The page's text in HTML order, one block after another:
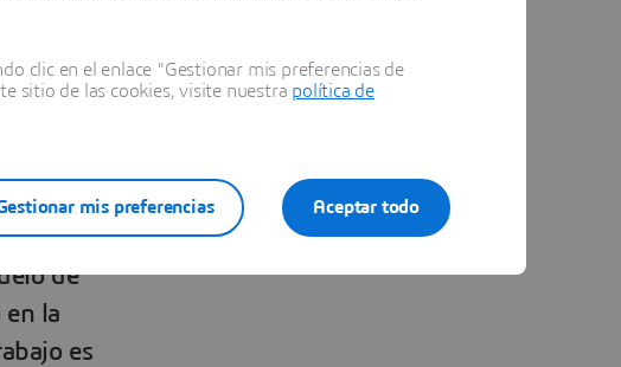
una
de
en la
es
clic en el enlace "Gestionar mis preferencias de
sitio de las cookies, visite nuestra política de
Aceptar todo
mis preferencias